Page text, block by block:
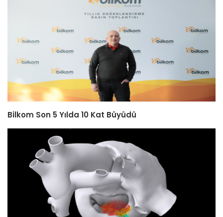
Bilkom Son 5 Yılda 10 Kat Büyüdü